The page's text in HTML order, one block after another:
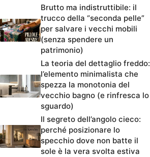
Brutto ma indistruttibile: il
trucco della “seconda pelle”
per salvare i vecchi mobili
(senza spendere un
patrimonio)
La teoria del dettaglio freddo:
l’elemento minimalista che
spezza la monotonia del
vecchio bagno (e rinfresca lo
sguardo)
Il segreto dell’angolo cieco:
perché posizionare lo
specchio dove non batte il
sole è la vera svolta estiva